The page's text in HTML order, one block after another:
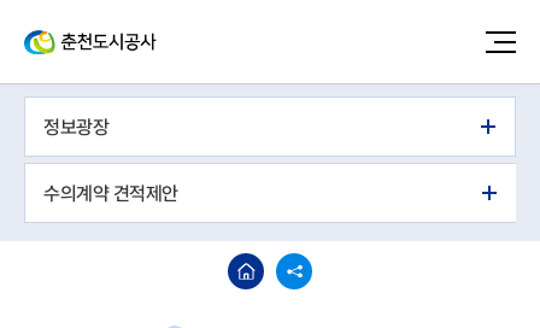
정보광장
수의계약 견적제안